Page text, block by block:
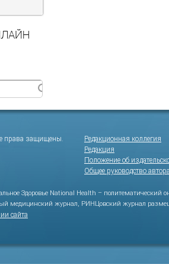
права защищены.
Редакционная коллегия
Редакция
Положение об
Общее руководство
Здоровье National Health –
медицинский журнал, РИНЦовский журнал
сайта